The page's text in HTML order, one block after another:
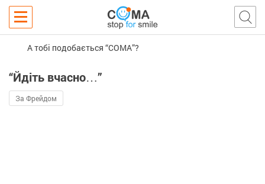
А тобі подобається “COMA”?
“Йдіть вчасно…”
За Фрейдом